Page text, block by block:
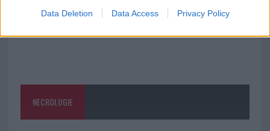
Data Deletion Data Access Privacy Policy
NECROLOGIE